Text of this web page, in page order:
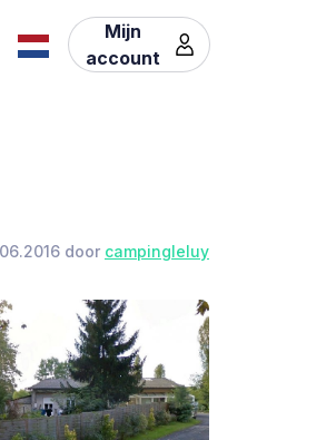
Mijn
account
door campingleluy